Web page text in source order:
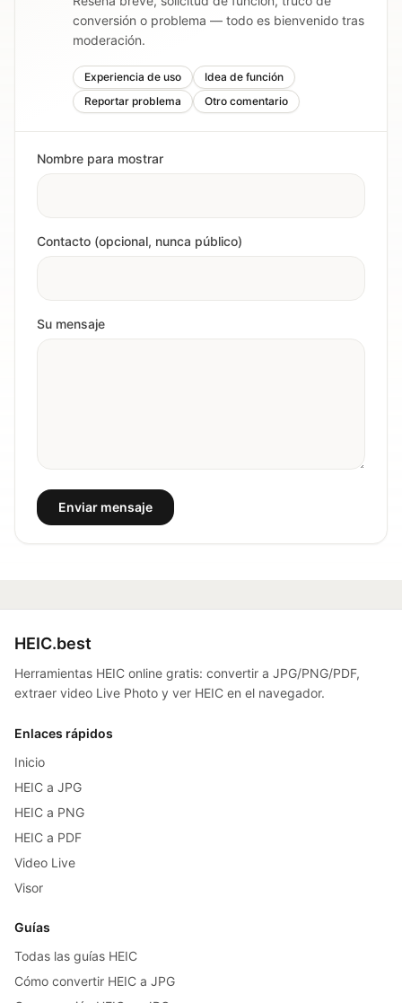
conversión o problema — todo es bienvenido tras
moderación.
Experiencia de uso
Idea de función
Reportar problema
Otro comentario
Nombre para mostrar
Contacto (opcional, nunca público)
Su mensaje
Enviar mensaje
HEIC.best
Herramientas HEIC online gratis: convertir a JPG/PNG/PDF,
extraer video Live Photo y ver HEIC en el navegador.
Enlaces rápidos
Inicio
HEIC a JPG
HEIC a PNG
HEIC a PDF
Video Live
Visor
Guías
Todas las guías HEIC
Cómo convertir HEIC a JPG